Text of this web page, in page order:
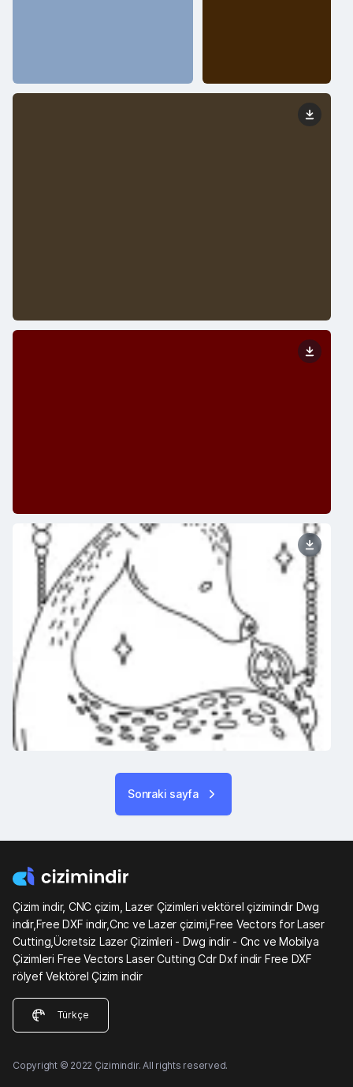
Sonraki sayfa
Çizim indir, CNC çizim, Lazer Çizimleri vektörel çizimindir Dwg
indir,Free DXF indir,Cnc ve Lazer çizimi,Free Vectors for Laser
Cutting,Ücretsiz Lazer Çizimleri - Dwg indir - Cnc ve Mobilya
Çizimleri Free Vectors Laser Cutting Cdr Dxf indir Free DXF
rölyef Vektörel Çizim indir
Türkçe
Copyright © 2022 Çizimindir. All rights reserved.